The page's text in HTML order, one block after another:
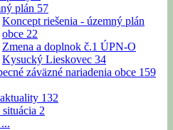
plán 57
Koncept riešenia - územný plán
obce 22
Zmena a doplnok č.1 ÚPN-O
Kysucký Lieskovec 34
záväzné nariadenia obce 159
132
2